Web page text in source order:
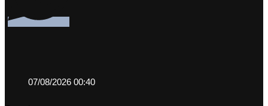
07/08/2026 00:40